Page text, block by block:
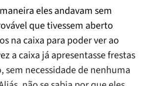
eles andavam sem
que tivessem aberto
na caixa para poder ver ao
a caixa já apresentasse frestas
sem necessidade de nenhuma